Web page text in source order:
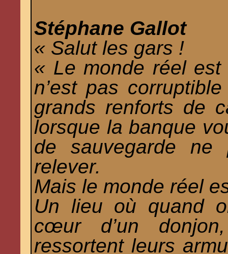
Stéphane Gallot
« Salut les gars !
« Le monde réel
n’est pas
grands renforts de
lorsque la banque
de sauvegarde
relever.
Mais le monde réel
Un lieu où quand
cœur d’un
ressortent leurs